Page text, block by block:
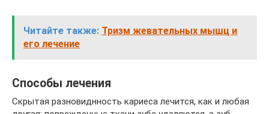
Читайте также: Тризм жевательных мышц и
его лечение
Способы лечения
Скрытая разновиднность кариеса лечится, как и любая